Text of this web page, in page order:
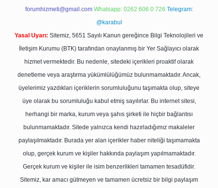
forumhizmeti@gmail.com Whatsapp: 0262 606 0 726 Telegram:
@karabul
Yasal Uyarı: Sitemiz, 5651 Sayılı Kanun gereğince Bilgi Teknolojileri ve
İletişim Kurumu (BTK) tarafından onaylanmış bir Yer Sağlayıcı olarak
hizmet vermektedir. Bu nedenle, sitedeki içerikleri proaktif olarak
denetleme veya araştırma yükümlülüğümüz bulunmamaktadır. Ancak,
üyelerimiz yazdıkları içeriklerin sorumluluğunu taşımakta olup, siteye
üye olarak bu sorumluluğu kabul etmiş sayılırlar. Bu internet sitesi,
herhangi bir marka, kurum veya şahıs şirketi ile hiçbir bağlantısı
bulunmamaktadır. Sitede yalnızca kendi hazırladığımız makaleler
paylaşılmaktadır. Burada yer alan içerikler haber niteliği taşımamakta
olup, gerçek kurum ve kişiler hakkında paylaşım yapılmamaktadır.
Gerçek kurum ve kişiler ile isim benzerlikleri tamamen tesadüfidir.
Sitemiz, kar amacı gütmeyen ve tamamen ücretsiz bir bilgi paylaşım